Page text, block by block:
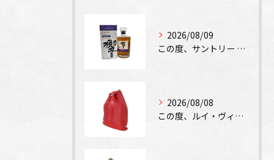
2026/08/09
この度、サントリー 響 ジャパニーズハーモニー マスターズセ...
2026/08/08
この度、ルイ・ヴィトン エピ ランドネPMをお買取りさせてい...